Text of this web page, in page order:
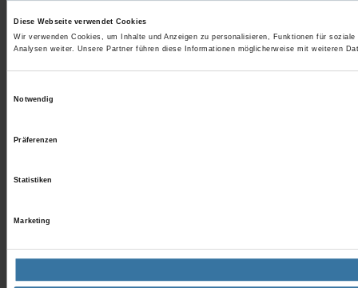
Diese Webseite verwendet Cookies
Wir verwenden Cookies, um Inhalte und Anzeigen zu personalisieren, Funktionen für
Analysen weiter. Unsere Partner führen diese Informationen möglicherweise mit weiteren
Notwendig
Präferenzen
Statistiken
Marketing